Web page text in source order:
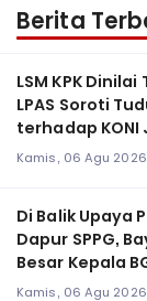
Berita
LSM KPK
LPAS Soroti
terhadap KONI
Kamis, 06 Agu 2026
Di Balik Upaya
Dapur SPPG,
Besar Kepala
Kamis, 06 Agu 2026